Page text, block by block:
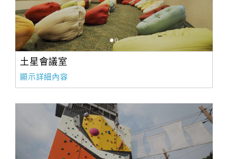
土星會議室
顯示詳細內容